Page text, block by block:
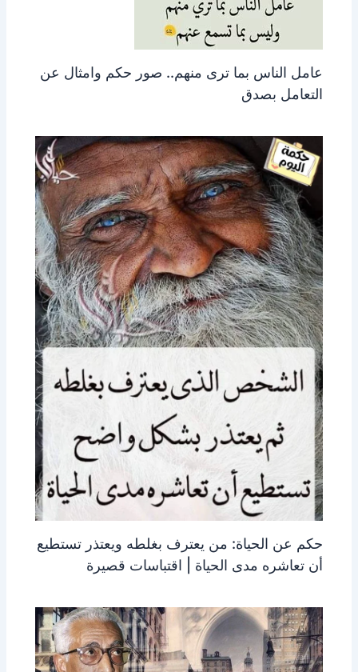
عامل الناس بما ترى منهم.. صور حكم وامثال عن
التعامل بصدق
حكم عن الحياة: من يعترف بغلطه ويعتذر تستطيع
أن تعاشره مدى الحياة | اقتباسات قصيرة